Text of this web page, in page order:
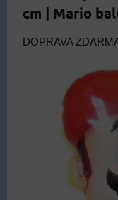
cm | Mario
DOPRAVA